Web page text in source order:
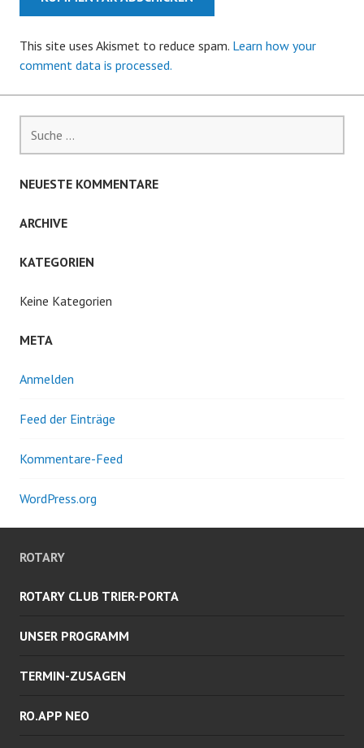
This site uses Akismet to reduce spam. Learn how your
comment data is processed.
nach:
NEUESTE KOMMENTARE
ARCHIVE
KATEGORIEN
Keine Kategorien
META
Anmelden
Feed der Einträge
Kommentare-Feed
WordPress.org
ROTARY
ROTARY CLUB TRIER-PORTA
UNSER PROGRAMM
TERMIN-ZUSAGEN
RO.APP NEO